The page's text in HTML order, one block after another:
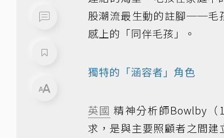
股潮流最生動的註腳──毛
感上的「同伴毛孩」。
獨特的「涵容者」角色
英國 精神分析師Bowlby（
求，是與主要照顧者之間